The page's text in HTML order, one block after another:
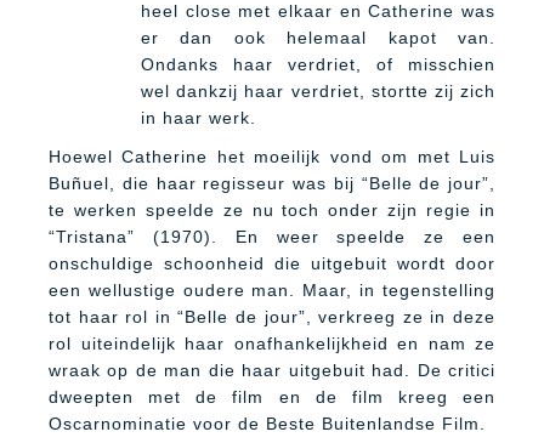
heel close met elkaar en Catherine was
er dan ook helemaal kapot van.
Ondanks haar verdriet, of misschien
wel dankzij haar verdriet, stortte zij zich
in haar werk.
Hoewel Catherine het moeilijk vond om met Luis
Buñuel, die haar regisseur was bij “Belle de jour”,
te werken speelde ze nu toch onder zijn regie in
“Tristana” (1970). En weer speelde ze een
onschuldige schoonheid die uitgebuit wordt door
een wellustige oudere man. Maar, in tegenstelling
tot haar rol in “Belle de jour”, verkreeg ze in deze
rol uiteindelijk haar onafhankelijkheid en nam ze
wraak op de man die haar uitgebuit had. De critici
dweepten met de film en de film kreeg een
Oscarnominatie voor de Beste Buitenlandse Film.